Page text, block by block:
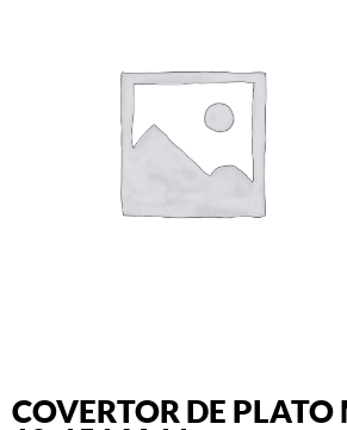
COVERTOR DE